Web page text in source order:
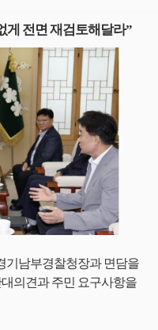
게 전면 재검토해달라”
기남부경찰청장과 면담을
의견과 주민 요구사항을